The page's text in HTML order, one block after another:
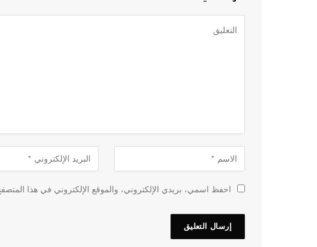
احفظ اسمي، بريدي الإلكتروني، والموقع الإلكتروني في هذا